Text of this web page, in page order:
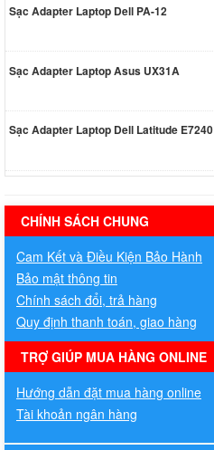
Sạc Adapter Laptop Dell PA-12
Sạc Adapter Laptop Asus UX31A
Sạc Adapter Laptop Dell Latitude E7240
hermes handbags outlet online
CHÍNH SÁCH CHUNG
Cam Kết và Điều Kiện Bảo Hành
Bảo mật thông tin
Chính sách đổi, trả hàng
Quy định thanh toán, giao hàng
TRỢ GIÚP MUA HÀNG ONLINE
Hướng dẫn đặt mua hàng online
Tài khoản ngân hàng